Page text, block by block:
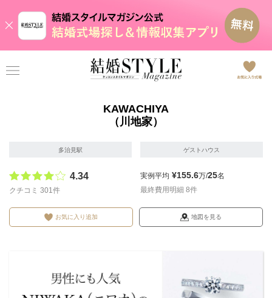
KAWACHIYA
（川地家）
多治見駅 ゲストハウス
4.34
クチコミ 301件
実例平均 ¥155.6万/25名
最終費用明細 8件
お気に入り追加 地図を見る